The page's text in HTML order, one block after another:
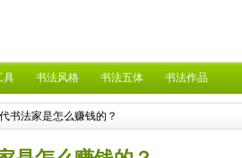
具 书法风格 书法五体 书法作品
书法家是怎么赚钱的？